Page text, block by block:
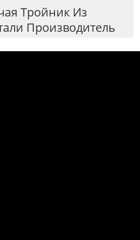
Тройник Из
Производитель